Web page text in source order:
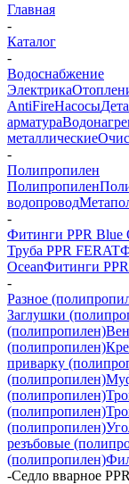
Главная
-
Каталог
-
Водоснабжение
Электрика
AntiFireНасосы
арматура
металлические
-
Полипропилен
Полипропилен
водопровод
-
Фитинги PPR Blue
Труба PPR FERAT
OceanФитинги
-
Разное
Заглушки
(полипропилен)
(полипропилен)
приварку
(полипропилен)
(полипропилен)
(полипропилен)
(полипропилен)
резъбовые
(полипропилен)
-Седло вварное